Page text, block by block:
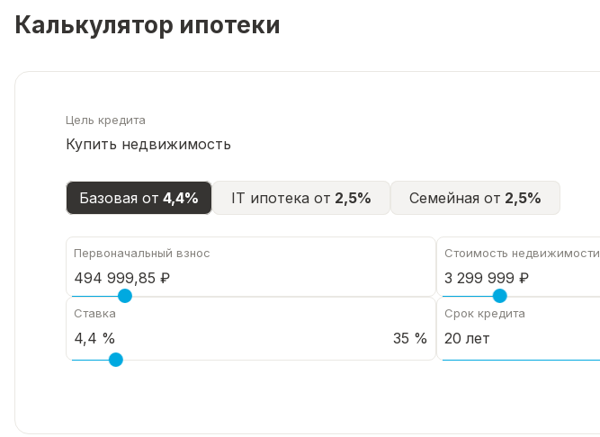
Калькулятор ипотеки
Цель кредита
Купить недвижимость
Базовая от 4,4% IT ипотека от 2,5% Семейная от 2,5%
Первоначальный взнос Стоимость недвижимости
Ставка
35 %
Срок кредита